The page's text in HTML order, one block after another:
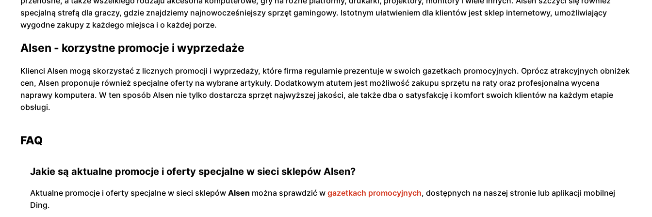
specjalną strefą dla graczy, gdzie znajdziemy najnowocześniejszy sprzęt gamingowy. Istotnym ułatwieniem dla klientów jest sklep internetowy, umożliwiający
wygodne zakupy z każdego miejsca i o każdej porze.
Alsen - korzystne promocje i wyprzedaże
Klienci Alsen mogą skorzystać z licznych promocji i wyprzedaży, które firma regularnie prezentuje w swoich gazetkach promocyjnych. Oprócz atrakcyjnych obniżek
cen, Alsen proponuje również specjalne oferty na wybrane artykuły. Dodatkowym atutem jest możliwość zakupu sprzętu na raty oraz profesjonalna wycena
naprawy komputera. W ten sposób Alsen nie tylko dostarcza sprzęt najwyższej jakości, ale także dba o satysfakcję i komfort swoich klientów na każdym etapie
obsługi.
FAQ
Jakie są aktualne promocje i oferty specjalne w sieci sklepów Alsen?
Aktualne promocje i oferty specjalne w sieci sklepów Alsen można sprawdzić w gazetkach promocyjnych, dostępnych na naszej stronie lub aplikacji mobilnej
Ding.